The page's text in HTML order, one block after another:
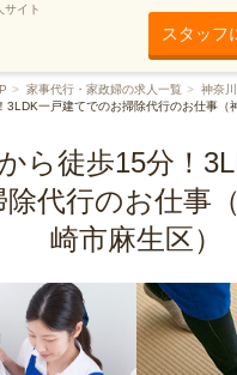
サイト
スタッフ
家事代行・家政婦の求人一覧 神奈
3LDK一戸建てでのお掃除代行のお仕事（
ら徒歩15分！
代行のお仕事
崎市麻生区）